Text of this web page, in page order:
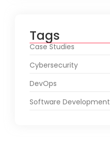
Tags
Case Studies
Cybersecurity
DevOps
Software Development